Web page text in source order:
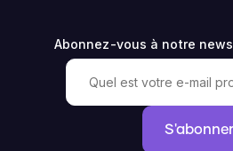
Abonnez-vous à notre
S'abonner